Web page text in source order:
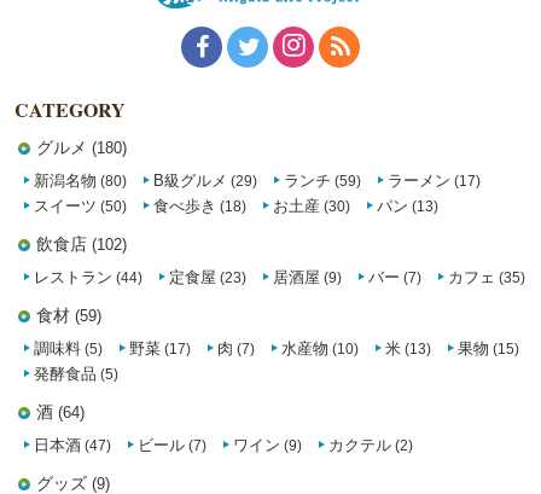
CATEGORY
グルメ (180)
新潟名物 (80) B級グルメ (29) ランチ (59) ラーメン (17)
スイーツ (50) 食べ歩き (18) お土産 (30) パン (13)
飲食店 (102)
レストラン (44) 定食屋 (23) 居酒屋 (9) バー (7) カフェ (35)
食材 (59)
調味料 (5) 野菜 (17) 肉 (7) 水産物 (10) 米 (13) 果物 (15)
発酵食品 (5)
酒 (64)
日本酒 (47) ビール (7) ワイン (9) カクテル (2)
グッズ (9)